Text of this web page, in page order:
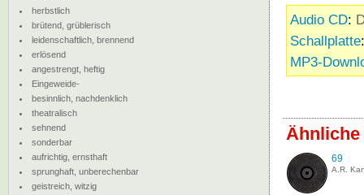
Audio CD:
Schallplatte
MP3-
Ähnliche
69
A.R.
herbstlich
brütend, grüblerisch
leidenschaftlich, brennend
erlösend
angestrengt, heftig
Eingeweide-
besinnlich, nachdenklich
theatralisch
sehnend
sonderbar
aufrichtig, ernsthaft
sprunghaft, unberechenbar
geistreich, witzig